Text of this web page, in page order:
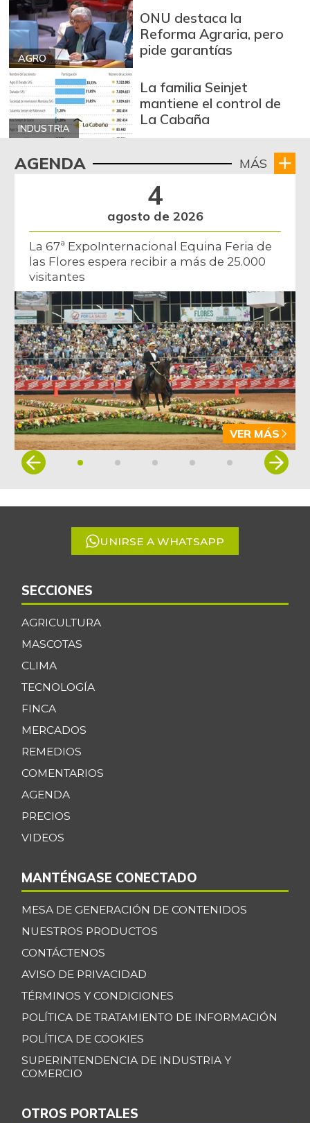
AGRO
ONU destaca la
Reforma Agraria, pero
pide garantías
INDUSTRIA
La familia Seinjet
mantiene el control de
La Cabaña
AGENDA MÁS
4
agosto de 2026
La 67ª ExpoInternacional Equina Feria de
las Flores espera recibir a más de 25.000
visitantes
VER MÁS
Item
5
UNIRSE A WHATSAPP
SECCIONES
AGRICULTURA
MASCOTAS
CLIMA
TECNOLOGÍA
FINCA
MERCADOS
REMEDIOS
COMENTARIOS
AGENDA
PRECIOS
VIDEOS
MANTÉNGASE CONECTADO
MESA DE GENERACIÓN DE CONTENIDOS
NUESTROS PRODUCTOS
CONTÁCTENOS
AVISO DE PRIVACIDAD
TÉRMINOS Y CONDICIONES
POLÍTICA DE TRATAMIENTO DE INFORMACIÓN
POLÍTICA DE COOKIES
SUPERINTENDENCIA DE INDUSTRIA Y
COMERCIO
OTROS PORTALES